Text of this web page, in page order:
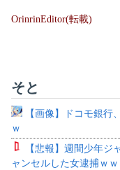
OrinrinEditor(転載)
そと
【画像】ドコモ銀行
ｗ
【悲報】週間少年ジ
ャンセルした女逮捕ｗ